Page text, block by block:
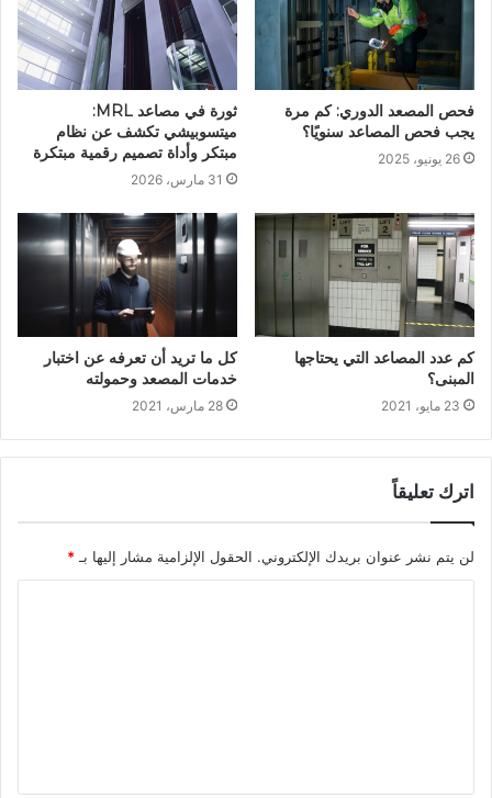
فحص المصعد الدوري: كم مرة
يجب فحص المصاعد سنويًا؟
26 يونيو، 2025
ثورة في مصاعد MRL:
ميتسوبيشي تكشف عن نظام
مبتكر وأداة تصميم رقمية مبتكرة
31 مارس، 2026
كم عدد المصاعد التي يحتاجها
المبنى؟
23 مايو، 2021
كل ما تريد أن تعرفه عن اختبار
خدمات المصعد وحمولته
28 مارس، 2021
اترك تعليقاً
لن يتم نشر عنوان بريدك الإلكتروني. الحقول الإلزامية مشار إليها بـ *